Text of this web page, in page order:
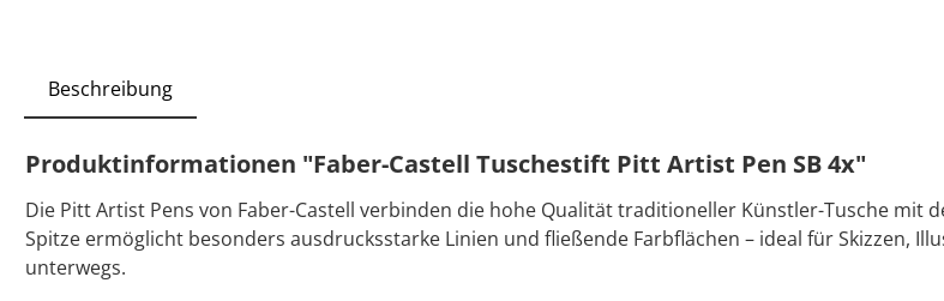
Beschreibung
Produktinformationen "Faber-Castell Tuschestift Pitt Artist Pen SB 4x"
Die Pitt Artist Pens von Faber-Castell verbinden die hohe Qualität traditioneller Künstler-Tusche mit
Spitze ermöglicht besonders ausdrucksstarke Linien und fließende Farbflächen – ideal für Skizzen,
unterwegs.